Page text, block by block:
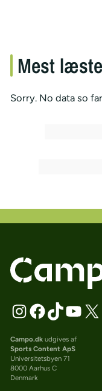
Mest
Sorry. No data so
Campo.dkudgives af
Sports Content ApS
Universitetsbyen 71
8000 Aarhus C
Denmark